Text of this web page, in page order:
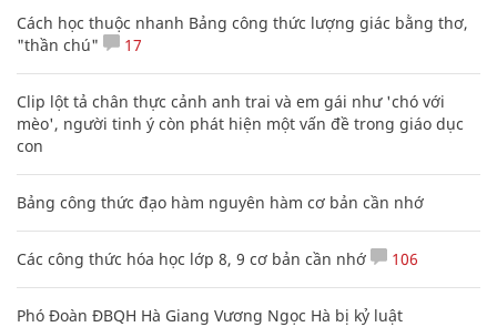
Cách học thuộc nhanh Bảng công thức lượng giác bằng thơ,
"thần chú"
17
Clip lột tả chân thực cảnh anh trai và em gái như 'chó với
mèo', người tinh ý còn phát hiện một vấn đề trong giáo dục
con
Bảng công thức đạo hàm nguyên hàm cơ bản cần nhớ
Các công thức hóa học lớp 8, 9 cơ bản cần nhớ 106
Phó Đoàn ĐBQH Hà Giang Vương Ngọc Hà bị kỷ luật